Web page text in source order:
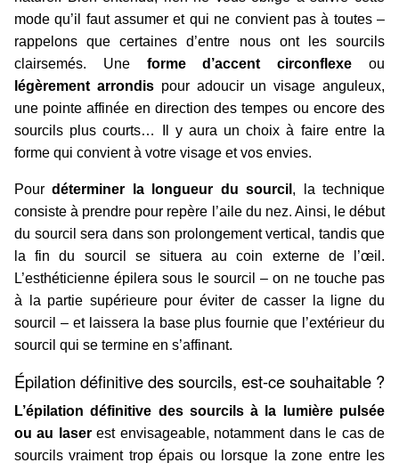
mode qu’il faut assumer et qui ne convient pas à toutes –
rappelons que certaines d’entre nous ont les sourcils
clairsemés. Une forme d’accent circonflexe ou
légèrement arrondispour adoucir un visage anguleux,
une pointe affinée en direction des tempes ou encore des
sourcils plus courts… Il y aura un choix à faire entre la
forme qui convient à votre visage et vos envies.
Pourdéterminer la longueur du sourcil , la technique
consiste à prendre pour repère l’aile du nez. Ainsi, le début
du sourcil sera dans son prolongement vertical, tandis que
la fin du sourcil se situera au coin externe de l’œil.
L’esthéticienne épilera sous le sourcil – on ne touche pas
à la partie supérieure pour éviter de casser la ligne du
sourcil – et laissera la base plus fournie que l’extérieur du
sourcil qui se termine en s’affinant.
Épilation définitive des sourcils, est-ce souhaitable ?
L’épilation définitive des sourcils à la lumière pulsée
ou au laserest envisageable, notamment dans le cas de
sourcils vraiment trop épais ou lorsque la zone entre les